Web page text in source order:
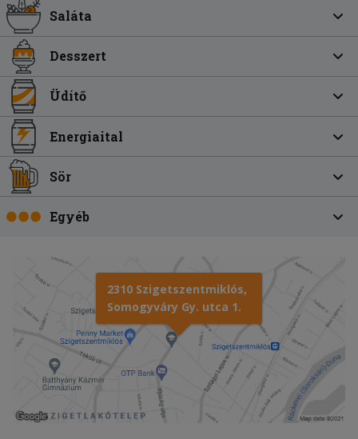
Saláta
Desszert
Üdítő
Energiaital
Sör
Egyéb
2310 Szigetszentmiklós,
Somogyváry Gy. utca 1.